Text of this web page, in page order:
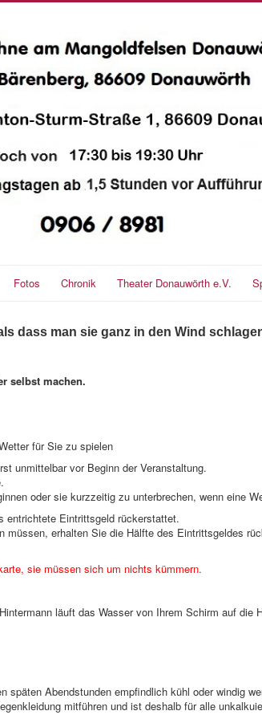
Fotos Chronik Theater Donauwörth e.V.
dass man sie ganz in den Wind
selbst machen.
für Sie zu spielen
unmittelbar vor Beginn der Veranstaltung.
oder sie kurzzeitig zu unterbrechen, wenn eine
entrichtete Eintrittsgeld rückerstattet.
müssen, erhalten Sie die Hälfte des Eintrittsgeldes
sie müssen sich um nichts kümmern.
läuft das Wasser von Ihrem Schirm auf
Abendstunden empfindlich kühl oder windig
mitführen und ist deshalb für alle